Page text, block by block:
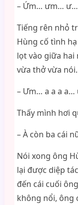
– Ứm… ưm…
Tiếng rên nhỏ
Hùng cố tình
lọt vào giữa
vừa thở vừa
– Ưm… a a a
Thấy mình hơi
– À còn ba cái
Nói xong ông
lại được diệp
đến cái cuối
không nổi, ông